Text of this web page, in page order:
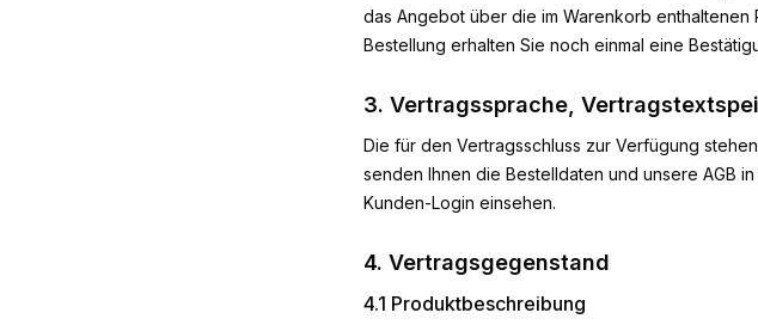
das Angebot über die im Warenkorb
Bestellung erhalten Sie noch einmal eine
3. Vertragssprache,
Die für den Vertragsschluss zur Verfügung
senden Ihnen die Bestelldaten und unsere AGB
Kunden-Login einsehen.
4. Vertragsgegenstand
4.1 Produktbeschreibung